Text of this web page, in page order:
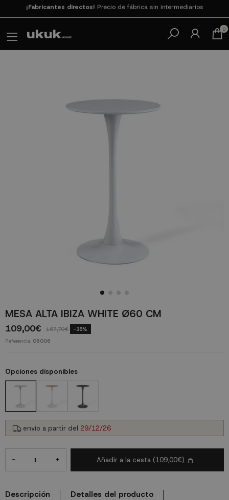
Paga en 3cuotas SIN INTERESES con SeQura
0
MESA ALTA IBIZA WHITE Ø60 CM
109,00€ 167,70€ -35%
Referencia 06006
Opciones disponibles
envío a partir del 29/12/26
- + Añadir a la cesta (109,00€)
Descripción
Detalles del producto